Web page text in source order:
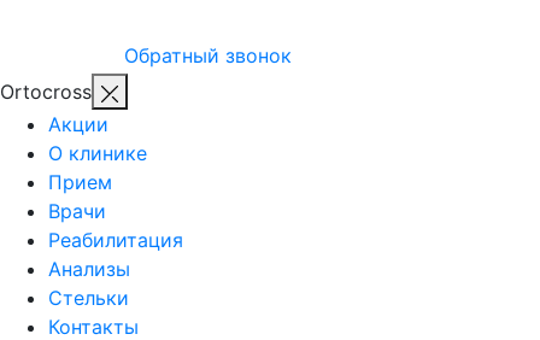
Обратный звонок
Ortocross
Акции
О клинике
Прием
Врачи
Реабилитация
Анализы
Стельки
Контакты